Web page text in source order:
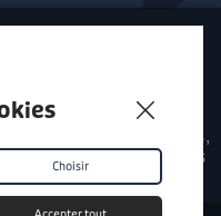
Impasse Les Saillants,
- Tous droits réservés
Choisir